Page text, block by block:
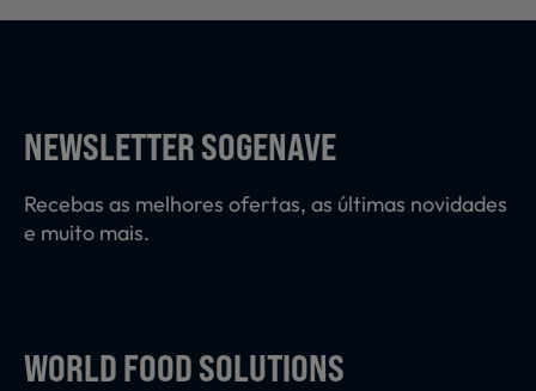
NEWSLETTER SOGENAVE
Recebas as melhores ofertas, as últimas novidades
e muito mais.
WORLD FOOD SOLUTIONS